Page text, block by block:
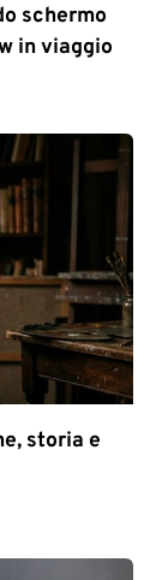
schermo
in viaggio
storia e